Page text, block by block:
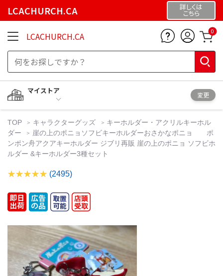
LCACHURCH.CA 詳しくは
こちら
LCACHURCH.CA 0
マイストア
変更
TOP キャラクターグッズ
キーホルダー・アクリルキーホル
ダー
崖の上のポニョソフビキーホルダーおさかなポニョ ポ
ンポン舟アクアキーホルダー ジブリ再販 崖の上のポニョ ソフビホ
ルダー &キーホルダー3種セット
(2495)